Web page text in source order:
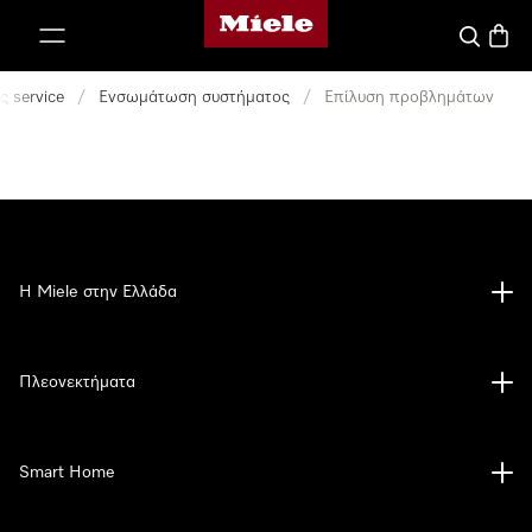
Αρχική σελίδα της Miele
service / Ενσωμάτωση συστήματος / Επίλυση προβλημάτων
Η Miele στην Ελλάδα
Πλεονεκτήματα
Smart Home